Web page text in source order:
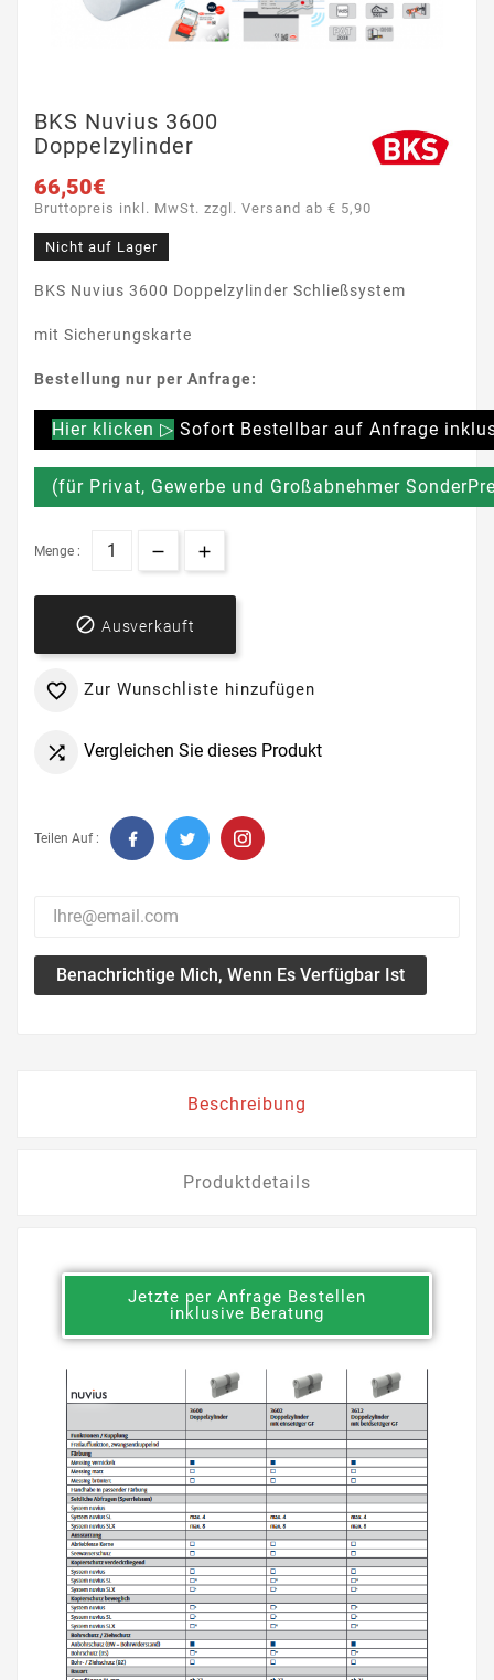
BKS Nuvius 3600
Doppelzylinder
66,50€
Bruttopreis inkl. MwSt. zzgl. Versand ab € 5,90
Nicht auf Lager
BKS Nuvius 3600 Doppelzylinder Schließsystem
mit Sicherungskarte
Bestellung nur per Anfrage:
Hier klicken ▷ Sofort Bestellbar auf Anfrage
(für Privat, Gewerbe und Großabnehmer
Menge :
 Ausverkauft
 Zur Wunschliste hinzufügen
 Vergleichen Sie dieses Produkt
Teilen Auf :
Benachrichtige Mich, Wenn Es Verfügbar Ist
Beschreibung
Produktdetails
Jetzte per Anfrage Bestellen
inklusive Beratung